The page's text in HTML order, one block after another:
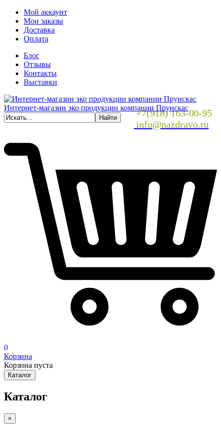
Мой аккаунт
Мои заказы
Доставка
Оплата
Блог
Отзывы
Контакты
Выставки
Интернет-магазин эко продукции компании Прунскас
+7(918) 163-00-95
info@nazdravo.ru
0
Корзина
Корзина пуста
Каталог
Каталог
×